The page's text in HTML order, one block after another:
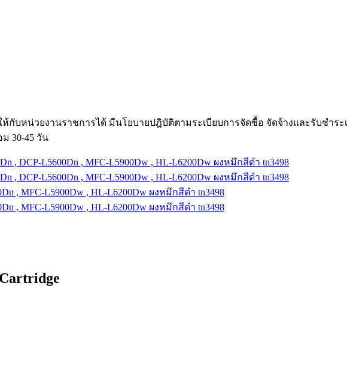
กับหน่วยงานราชการได้ มีนโยบายปฎิบัติตามระเบียบการจัดซื้อ จัดจ้างและรับชำร
30-45 วัน